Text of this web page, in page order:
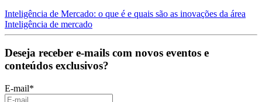
Inteligência de Mercado: o que é e quais são as inovações da área
Inteligência de mercado
Deseja receber e-mails com novos eventos e
conteúdos exclusivos?
E-mail*